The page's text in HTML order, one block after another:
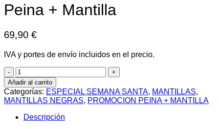
Peina + Mantilla
69,90 €
IVA y portes de envío incluidos en el precio.
Peina
+
Mantilla
cantidad
Añadir al carrito
Categorías: ESPECIAL SEMANA SANTA, MANTILLAS,
MANTILLAS NEGRAS, PROMOCION PEINA + MANTILLA
Descripción